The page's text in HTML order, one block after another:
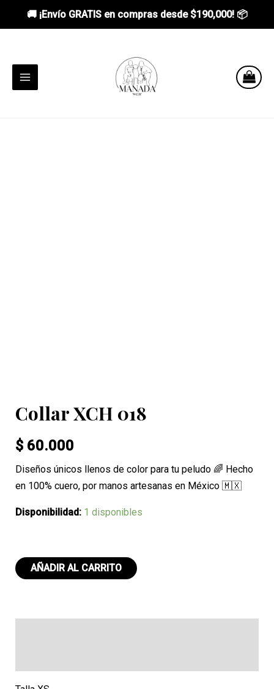
🚚 ¡Envío GRATIS en compras desde $190,000! 📦
contenido
MAIN
Collar XCH 018
$60.000
Diseños únicos llenos de color para tu peludo 🌈 Hecho
en 100% cuero, por manos artesanas en México 🇲🇽
Disponibilidad: 1 disponibles
Collar
XCH
AÑADIR AL CARRITO